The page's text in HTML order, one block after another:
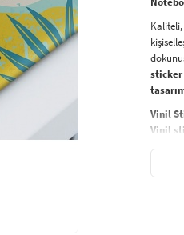
Kaliteli,
sticker
Vinil
Vinil
neme,
aynı